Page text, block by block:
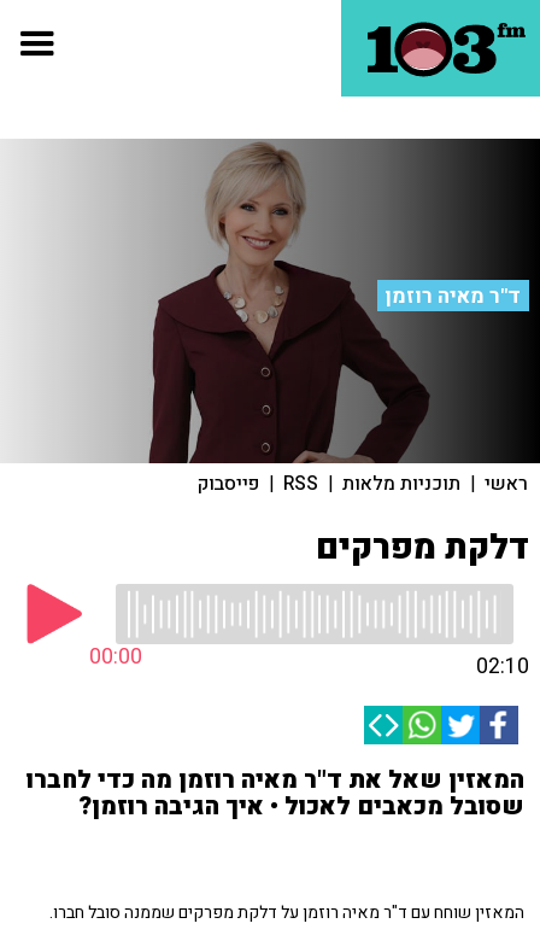
ד"ר מאיה רוזמן
ראשי | תוכניות מלאות |
RSS
| פייסבוק
דלקת מפרקים
00:00 02:10
המאזין שאל את ד"ר מאיה רוזמן מה כדי לחברו
שסובל מכאבים לאכול • איך הגיבה רוזמן?
המאזין שוחח עם ד"ר מאיה רוזמן על דלקת מפרקים שממנה סובל חברו.